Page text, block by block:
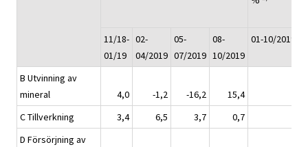
11/18-
01/19
02-
04/2019
05-
07/2019
08-
10/2019
01-10/2019
B Utvinning av
mineral
4,0 -1,2 -16,2 15,4
C Tillverkning
3,4 6,5 3,7 0,7
D Försörjning av